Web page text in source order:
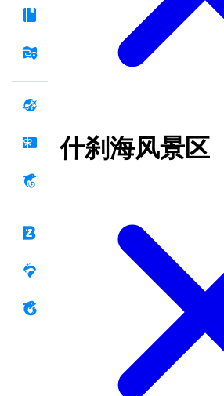
什刹海风景区